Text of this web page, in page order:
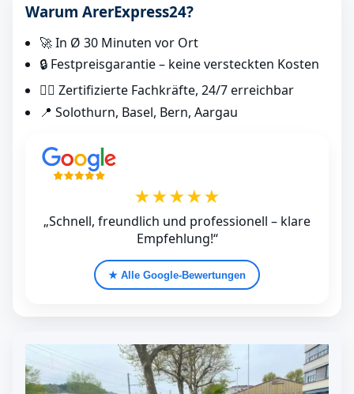
Warum ArerExpress24?
🚀 In Ø 30 Minuten vor Ort
🔒 Festpreisgarantie – keine versteckten Kosten
👷‍♂️ Zertifizierte Fachkräfte, 24/7 erreichbar
📍 Solothurn, Basel, Bern, Aargau
★★★★★
„Schnell, freundlich und professionell – klare
Empfehlung!“
★ Alle Google‑Bewertungen